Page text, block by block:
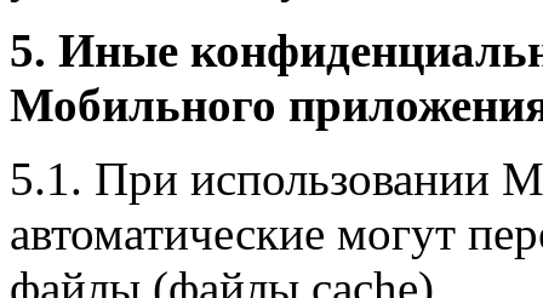
5. Иные
Мобильного
5.1. При использовании
автоматические могут